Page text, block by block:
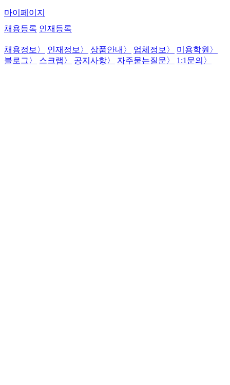
마이페이지
채용등록 인재등록
채용정보 〉 인재정보 〉 상품안내 〉 업체정보 〉 미용학원 〉
블로그 〉 스크랩 〉 공지사항〉 자주묻는질문〉 1:1문의 〉